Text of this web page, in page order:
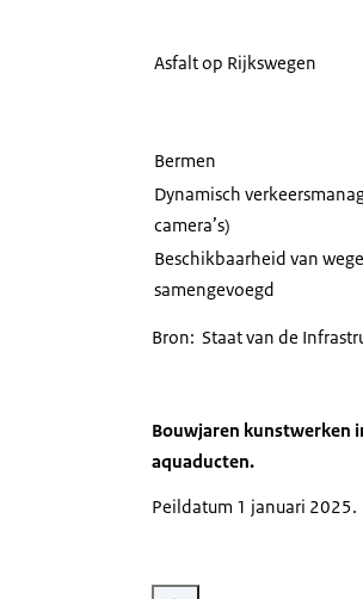
Asfalt op Rijkswegen
Bermen
Dynamisch
camera’s)
Beschikbaarheid van
samengevoegd
Bron: Staat van de
Bouwjaren kunstwerken
aquaducten.
Peildatum 1 januari 2025.
Vergroot afbeelding